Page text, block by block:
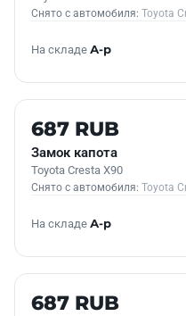
Снято с автомобиля: Toyota
На складе А-р
Б/У В НАЛИЧИИ
687 RUB
Замок капота
Toyota Cresta X90
Снято с автомобиля: Toyota
На складе А-р
Б/У В НАЛИЧИИ
687 RUB